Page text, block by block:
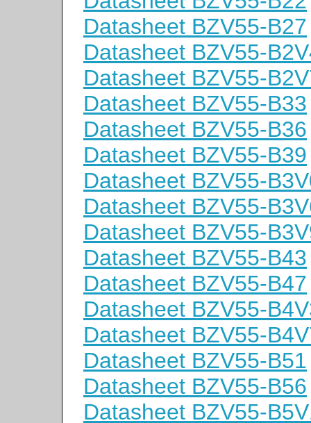
Datasheet BZV55-B27
Datasheet BZV55-
Datasheet BZV55-
Datasheet BZV55-B33
Datasheet BZV55-B36
Datasheet BZV55-B39
Datasheet BZV55-
Datasheet BZV55-
Datasheet BZV55-
Datasheet BZV55-B43
Datasheet BZV55-B47
Datasheet BZV55-
Datasheet BZV55-
Datasheet BZV55-B51
Datasheet BZV55-B56
Datasheet BZV55-